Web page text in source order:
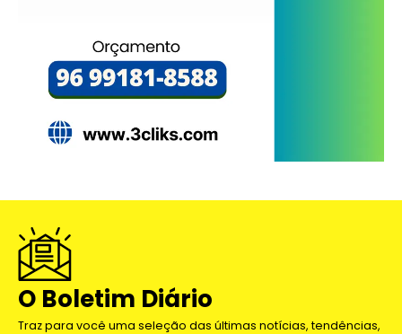
O Boletim Diário
Traz para você uma seleção das últimas notícias, tendências,